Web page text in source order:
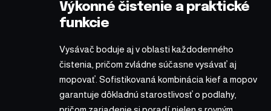
Výkonné čistenie a praktické
funkcie
Vysávač boduje aj v oblasti každodenného
čistenia, pričom zvládne súčasne vysávať aj
mopovať. Sofistikovaná kombinácia kief a mopov
garantuje dôkladnú starostlivosť o podlahy,